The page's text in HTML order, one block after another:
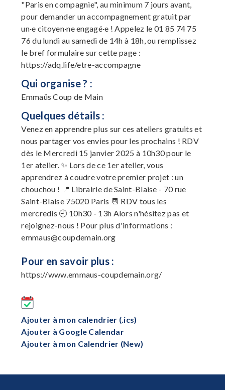
"Paris en compagnie", au minimum 7 jours avant,
pour demander un accompagnement gratuit par
un·e citoyen·ne engagé·e ! Appelez le 01 85 74 75
76 du lundi au samedi de 14h à 18h, ou remplissez
le bref formulaire sur cette page :
https://adq.life/etre-accompagne
Qui organise ? :
Emmaüs Coup de Main
Quelques détails :
Venez en apprendre plus sur ces ateliers gratuits et
nous partager vos envies pour les prochains ! RDV
dès le Mercredi 15 janvier 2025 à 10h30 pour le
1er atelier. ✨ Lors de ce 1er atelier, vous
apprendrez à coudre votre premier projet : un
chouchou ! 📍 Librairie de Saint-Blaise - 70 rue
Saint-Blaise 75020 Paris 📆 RDV tous les
mercredis 🕘 10h30 - 13h Alors n'hésitez pas et
rejoignez-nous ! Pour plus d'informations :
emmaus@coupdemain.org
Pour en savoir plus :
https://www.emmaus-coupdemain.org/
Ajouter à mon calendrier (.ics)
Ajouter à Google Calendar
Ajouter à mon Calendrier (New)